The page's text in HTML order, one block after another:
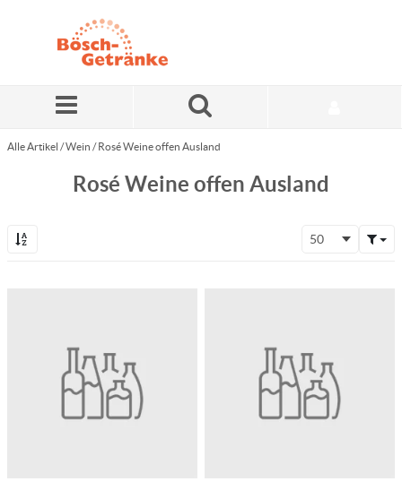
Alle Artikel /Wein / Rosé Weine offen Ausland
Rosé Weine offen Ausland
50